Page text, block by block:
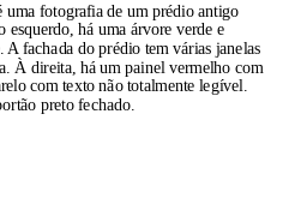
uma fotografia de um prédio antigo
esquerdo, há uma árvore verde e
A fachada do prédio tem várias janelas
À direita, há um painel vermelho com
com texto não totalmente legível.
preto fechado.